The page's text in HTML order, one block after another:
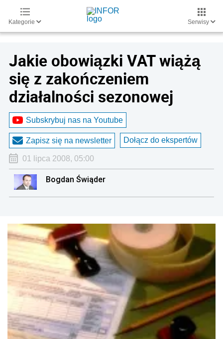
Kategorie Serwisy
Jakie obowiązki VAT wiążą
się z zakończeniem
działalności sezonowej
Subskrybuj nas na Youtube
Zapisz się na newsletter Dołącz do ekspertów
01 lipca 2008, 05:00
Bogdan Świąder